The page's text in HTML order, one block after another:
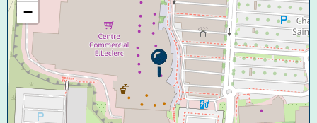
−